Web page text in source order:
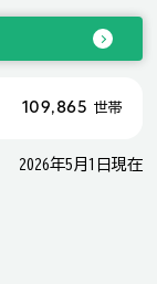
109,865 世帯
2026年5月1日現在